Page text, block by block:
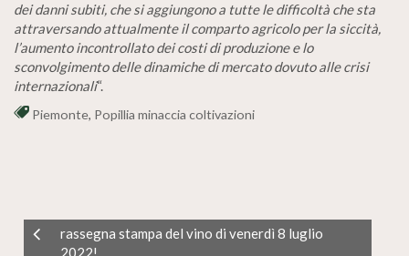
dei danni subiti, che si aggiungono a tutte le difficoltà che sta
attraversando attualmente il comparto agricolo per la siccità,
l’aumento incontrollato dei costi di produzione e lo
sconvolgimento delle dinamiche di mercato dovuto alle crisi
internazionali“.
Piemonte, Popillia minaccia coltivazioni
rassegna stampa del vino di venerdì 8 luglio